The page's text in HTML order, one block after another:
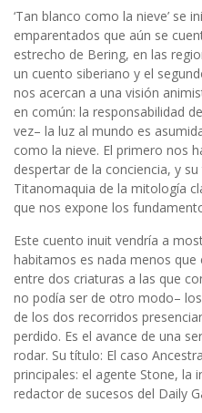
‘Tan blanco como la nieve’ se
emparentados que aún se
estrecho de Bering, en las
un cuento siberiano y el
nos acercan a una visión
en común: la responsabilidad
vez– la luz al mundo es
como la nieve. El primero nos
despertar de la conciencia, y
Titanomaquia de la mitología
que nos expone los
Este cuento inuit vendría a
habitamos es nada menos
entre dos criaturas a las que
no podía ser de otro modo–
de los dos recorridos
perdido. Es el avance de una
rodar. Su título: El caso
principales: el agente Stone, la
redactor de sucesos del Daily